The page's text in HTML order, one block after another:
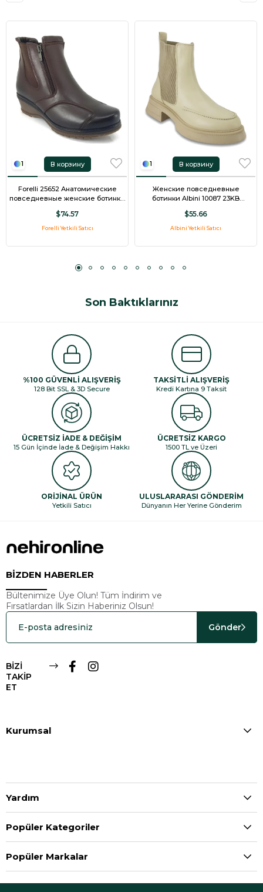
1
Forelli 25652 Анатомические
повседневные женские ботинки
$74.57
Forelli Yetkili Satıcı
В корзину 1
Женские повседневные
ботинки Albini 10087 23KB
$55.66
Albini Yetkili Satıcı
В корзину
Son Baktıklarınız
%100 GÜVENLİ ALIŞVERİŞ
128 Bit SSL & 3D Secure
TAKSİTLİ ALIŞVERİŞ
Kredi Kartına 9 Taksit
ÜCRETSİZ İADE & DEĞİŞİM
15 Gün İçinde İade & Değişim Hakkı
ÜCRETSİZ KARGO
1500 TL ve Üzeri
ORİJİNAL ÜRÜN
Yetkili Satıcı
ULUSLARARASI GÖNDERİM
Dünyanın Her Yerine Gönderim
BİZDEN HABERLER
Bültenimize Üye Olun! Tüm İndirim ve
Fırsatlardan İlk Sizin Haberiniz Olsun!
Gönder
BİZİ
TAKİP
ET
Kurumsal
Yardım
Popüler Kategoriler
Popüler Markalar